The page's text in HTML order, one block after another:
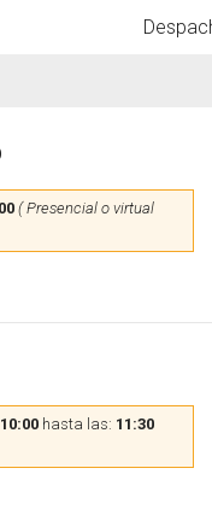
( Presencial o virtual
10:00 hasta las: 11:30